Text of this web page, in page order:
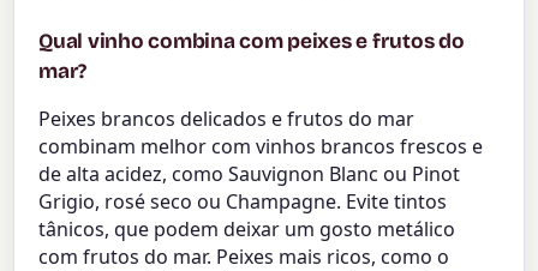
Qual vinho combina com peixes e frutos do
mar?
Peixes brancos delicados e frutos do mar
combinam melhor com vinhos brancos frescos e
de alta acidez, como Sauvignon Blanc ou Pinot
Grigio, rosé seco ou Champagne. Evite tintos
tânicos, que podem deixar um gosto metálico
com frutos do mar. Peixes mais ricos, como o